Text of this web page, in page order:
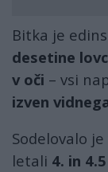
Bitka je
desetine
v oči – vsi
izven
Sodelovalo
letali 4. in